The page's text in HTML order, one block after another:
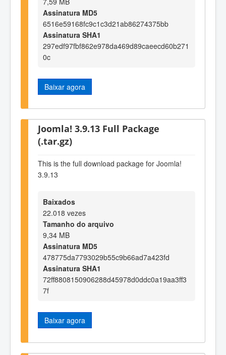
Assinatura MD5
6516e59168fc9c1c3d21ab86274375bb
Assinatura SHA1
297edf97fbf862e978da469d89caeecd60b271
0c
Baixar agora
Joomla! 3.9.13 Full Package
(.tar.gz)
This is the full download package for Joomla!
3.9.13
Baixados
22.018 vezes
Tamanho do arquivo
9,34 MB
Assinatura MD5
478775da7793029b55c9b66ad7a423fd
Assinatura SHA1
72ff8808150906288d45978d0ddc0a19aa3ff3
7f
Baixar agora